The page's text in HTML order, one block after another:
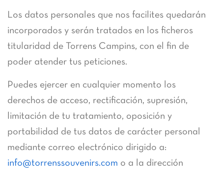
Los datos personales que nos facilites quedarán
incorporados y serán tratados en los ficheros
titularidad de Torrens Campins, con el fin de
poder atender tus peticiones.
Puedes ejercer en cualquier momento los
derechos de acceso, rectificación, supresión,
limitación de tu tratamiento, oposición y
portabilidad de tus datos de carácter personal
mediante correo electrónico dirigido a:
info@torrenssouvenirs.com o a la dirección